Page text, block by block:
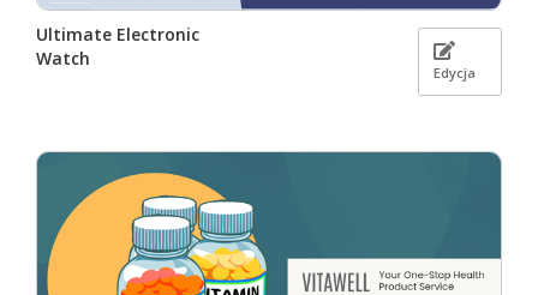
Ultimate Electronic
Watch
Edycja